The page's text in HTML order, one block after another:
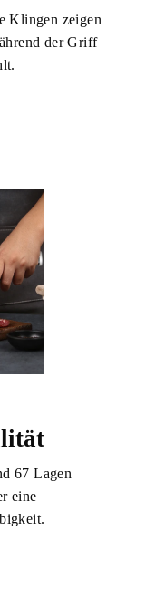
Klingen zeigen
der Griff
67 Lagen
eine